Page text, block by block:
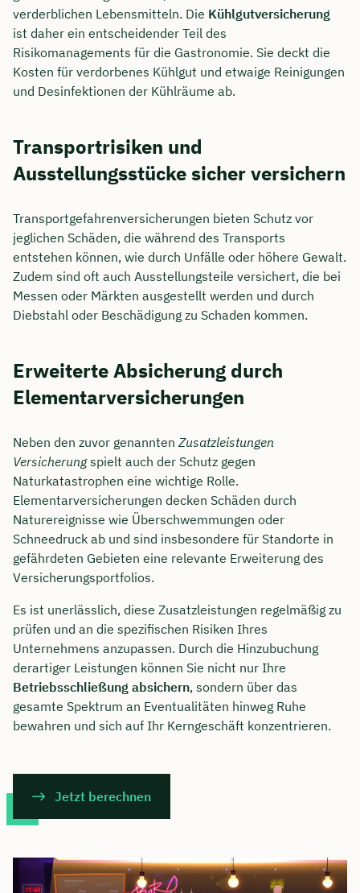
verderblichen Lebensmitteln. Die Kühlgutversicherung
ist daher ein entscheidender Teil des
Risikomanagements für die Gastronomie. Sie deckt die
Kosten für verdorbenes Kühlgut und etwaige Reinigungen
und Desinfektionen der Kühlräume ab.
Transportrisiken und
Ausstellungsstücke sicher versichern
Transportgefahrenversicherungen bieten Schutz vor
jeglichen Schäden, die während des Transports
entstehen können, wie durch Unfälle oder höhere Gewalt.
Zudem sind oft auch Ausstellungsteile versichert, die bei
Messen oder Märkten ausgestellt werden und durch
Diebstahl oder Beschädigung zu Schaden kommen.
Erweiterte Absicherung durch
Elementarversicherungen
Neben den zuvor genanntenZusatzleistungen
Versicherungspielt auch der Schutz gegen
Naturkatastrophen eine wichtige Rolle.
Elementarversicherungen decken Schäden durch
Naturereignisse wie Überschwemmungen oder
Schneedruck ab und sind insbesondere für Standorte in
gefährdeten Gebieten eine relevante Erweiterung des
Versicherungsportfolios.
Es ist unerlässlich, diese Zusatzleistungen regelmäßig zu
prüfen und an die spezifischen Risiken Ihres
Unternehmens anzupassen. Durch die Hinzubuchung
derartiger Leistungen können Sie nicht nur Ihre
Betriebsschließung absichern, sondern über das
gesamte Spektrum an Eventualitäten hinweg Ruhe
bewahren und sich auf Ihr Kerngeschäft konzentrieren.
Jetzt berechnen